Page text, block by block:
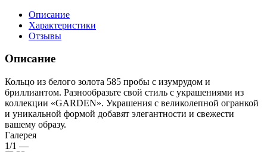
Описание
Характеристики
Отзывы
Описание
Кольцо из белого золота 585 пробы с изумрудом и
бриллиантом. Разнообразьте свой стиль с украшениями из
коллекции «GARDEN». Украшения с великолепной огранкой
и уникальной формой добавят элегантности и свежести
вашему образу.
Галерея
1/1 —